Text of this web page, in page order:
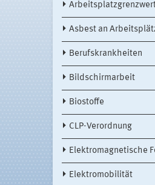
Asbest an
Berufskrankheiten
Bildschirmarbeit
Biostoffe
CLP-Verordnung
Elektromagnetische
Elektromobilität